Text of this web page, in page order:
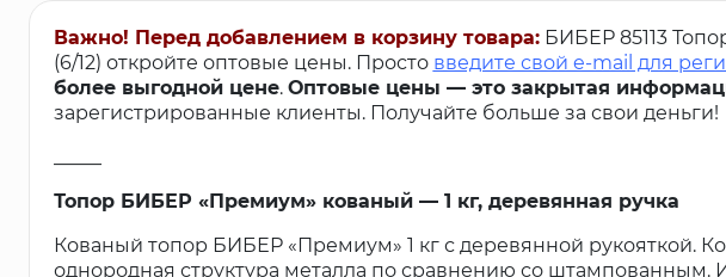
Важно! Перед добавлением в корзину товара: БИБЕР 85113
(6/12) откройте оптовые цены. Просто введите свой e-mail для
более выгодной цене. Оптовые цены — это закрытая
зарегистрированные клиенты. Получайте больше за свои деньги!
Топор БИБЕР «Премиум» кованый — 1 кг, деревянная ручка
Кованый топор БИБЕР «Премиум» 1 кг с деревянной рукояткой.
однородная структура металла по сравнению со штампованным.